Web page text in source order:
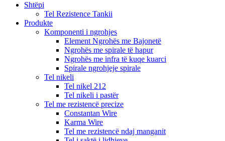
Shtëpi
Tel Rezistence Tankii
Produkte
Komponenti i ngrohjes
Element Ngrohës me Bajonetë
Ngrohës me spirale të hapur
Ngrohës me infra të kuqe kuarci
Spirale ngrohjeje spirale
Tel nikeli
Tel nikel 212
Tel nikeli i pastër
Tel me rezistencë precize
Constantan Wire
Karma Wire
Tel me rezistencë ndaj manganit